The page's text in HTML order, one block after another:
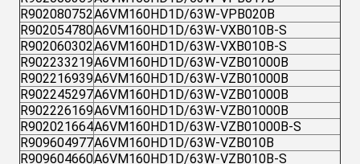
R902080752A6VM160HD1D/63W-VPB020B
R902054780A6VM160HD1D/63W-VXB010B-S
R902060302A6VM160HD1D/63W-VXB010B-S
R902233219A6VM160HD1D/63W-VZB01000B
R902216939A6VM160HD1D/63W-VZB01000B
R902245297A6VM160HD1D/63W-VZB01000B
R902226169A6VM160HD1D/63W-VZB01000B
R902021664A6VM160HD1D/63W-VZB01000B-S
R909604977A6VM160HD1D/63W-VZB010B
R909604660A6VM160HD1D/63W-VZB010B-S